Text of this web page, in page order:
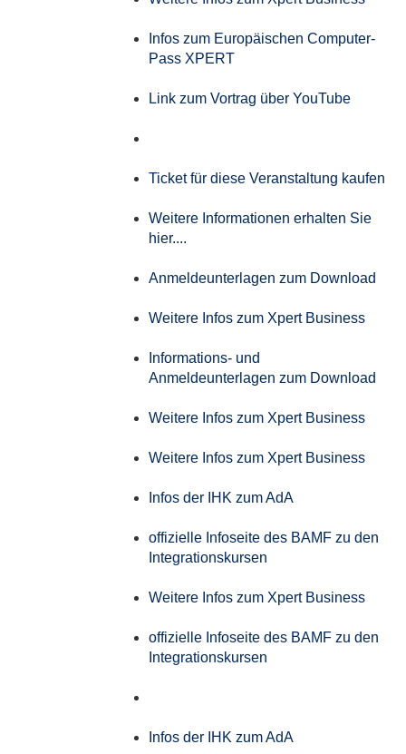
Infos zum Europäischen Computer-
Pass XPERT
Link zum Vortrag über YouTube
Ticket für diese Veranstaltung kaufen
Weitere Informationen erhalten Sie
hier....
Anmeldeunterlagen zum Download
Weitere Infos zum Xpert Business
Informations- und
Anmeldeunterlagen zum Download
Weitere Infos zum Xpert Business
Weitere Infos zum Xpert Business
Infos der IHK zum AdA
offizielle Infoseite des BAMF zu den
Integrationskursen
Weitere Infos zum Xpert Business
offizielle Infoseite des BAMF zu den
Integrationskursen
Infos der IHK zum AdA